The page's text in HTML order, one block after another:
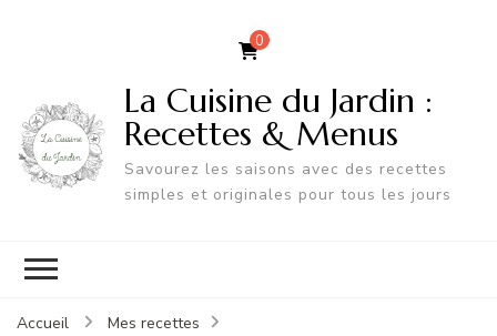
0
La Cuisine du Jardin :
Recettes & Menus
Savourez les saisons avec des recettes
simples et originales pour tous les jours
Accueil
Mes recettes